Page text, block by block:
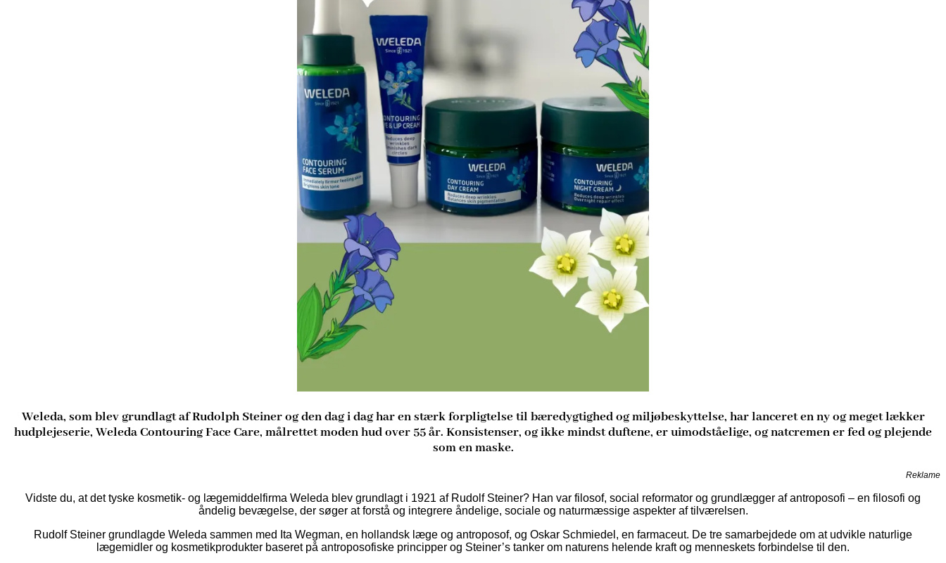
Weleda, som blev grundlagt af Rudolph Steiner og den dag i dag har en stærk forpligtelse til bæredygtighed og miljøbeskyttelse, har lanceret en ny og meget lækker
hudplejeserie, Weleda Contouring Face Care, målrettet moden hud over 55 år. Konsistenser, og ikke mindst duftene, er uimodståelige, og natcremen er fed og plejende
som en maske.
Reklame
Vidste du, at det tyske kosmetik- og lægemiddelfirma Weleda blev grundlagt i 1921 af Rudolf Steiner? Han var filosof, social reformator og grundlægger af antroposofi – en filosofi og
åndelig bevægelse, der søger at forstå og integrere åndelige, sociale og naturmæssige aspekter af tilværelsen.
Rudolf Steiner grundlagde Weleda sammen med Ita Wegman, en hollandsk læge og antroposof, og Oskar Schmiedel, en farmaceut. De tre samarbejdede om at udvikle naturlige
lægemidler og kosmetikprodukter baseret på antroposofiske principper og Steiner’s tanker om naturens helende kraft og menneskets forbindelse til den.